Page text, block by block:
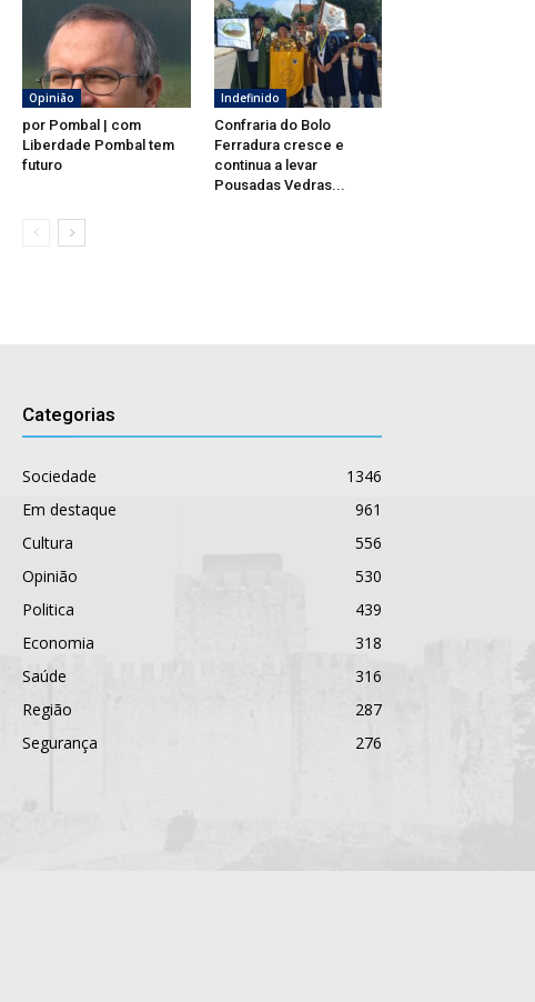
Opinião
por Pombal | com
Liberdade Pombal tem
futuro
Indefinido
Confraria do Bolo
Ferradura cresce e
continua a levar
Pousadas Vedras...
Categorias
Sociedade
1346
Em destaque
961
Cultura
556
Opinião
530
Politica
439
Economia
318
Saúde
316
Região
287
Segurança
276